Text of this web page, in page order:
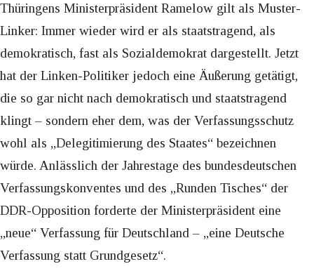
Thüringens Ministerpräsident Ramelow gilt als Muster-
Linker: Immer wieder wird er als staatstragend, als
demokratisch, fast als Sozialdemokrat dargestellt. Jetzt
hat der Linken-Politiker jedoch eine Äußerung getätigt,
die so gar nicht nach demokratisch und staatstragend
klingt – sondern eher dem, was der Verfassungsschutz
wohl als „Delegitimierung des Staates“ bezeichnen
würde. Anlässlich der Jahrestage des bundesdeutschen
Verfassungskonventes und des „Runden Tisches“ der
DDR-Opposition forderte der Ministerpräsident eine
„neue“ Verfassung für Deutschland – „eine Deutsche
Verfassung statt Grundgesetz“.